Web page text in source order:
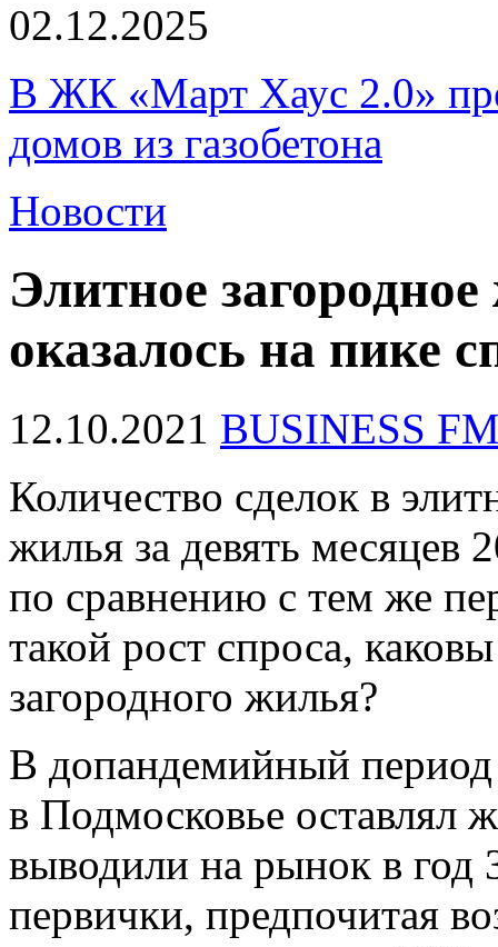
02.12.2025
В ЖК «Март Хаус 2.0»
домов из газобетона
Новости
Элитное
оказалось на пике
12.10.2021 BUSINESS
Количество сделок в
жилья за девять месяцев
по сравнению с тем же
такой рост спроса,
загородного жилья?
В допандемийный период
в Подмосковье оставлял
выводили на рынок в год
первички, предпочитая